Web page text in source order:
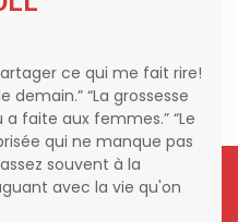
ce qui me fait rire!
demain.” “La grossesse
faite aux femmes.” “Le
qui ne manque pas
souvent à la
avec la vie qu'on